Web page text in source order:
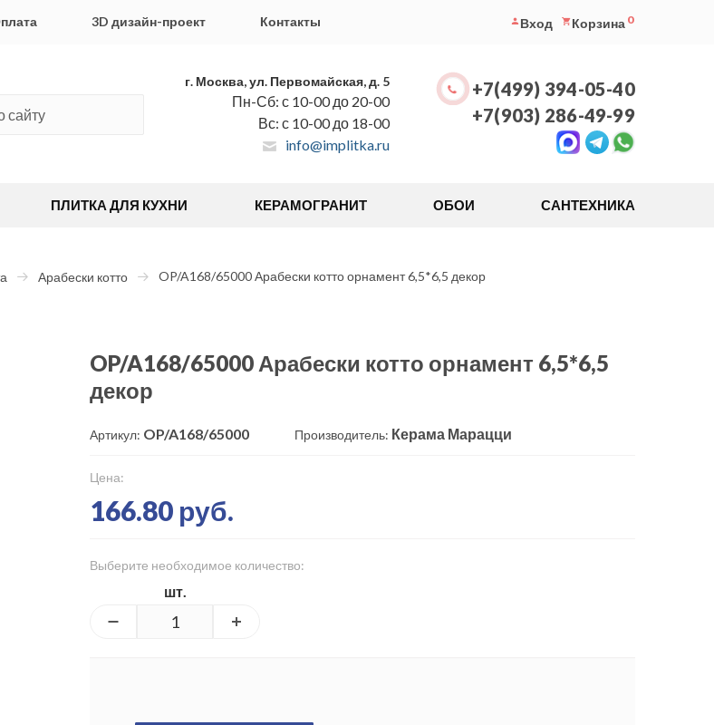
3D дизайн-проект Контакты Вход Корзина 0
г. Москва, ул. Первомайская, д. 5
Пн-Сб: с 10-00 до 20-00
Вс: с 10-00 до 18-00
info@implitka.ru
+7(499) 394-05-40
+7(903) 286-49-99
ПЛИТКА ДЛЯ КУХНИ КЕРАМОГРАНИТ ОБОИ САНТЕХНИКА
Арабески котто OP/A168/65000 Арабески котто орнамент 6,5*6,5 декор
OP/A168/65000 Арабески котто орнамент 6,5*6,5
декор
Артикул: OP/A168/65000 Производитель: Керама Марацци
Цена:
166.80 руб.
Выберите необходимое количество:
шт.